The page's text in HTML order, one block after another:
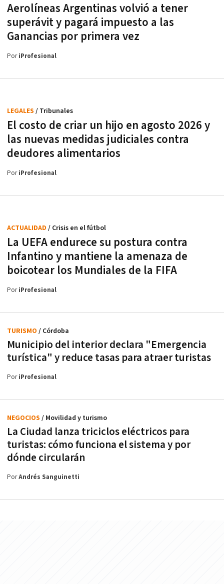
Aerolíneas Argentinas volvió a tener
superávit y pagará impuesto a las
Ganancias por primera vez
PoriProfesional
El costo de criar un hijo en agosto 2026 y
las nuevas medidas judiciales contra
deudores alimentarios
LEGALES / Tribunales
PoriProfesional
La UEFA endurece su postura contra
Infantino y mantiene la amenaza de
boicotear los Mundiales de la FIFA
ACTUALIDAD / Crisis en el fútbol
PoriProfesional
Municipio del interior declara "Emergencia
turística" y reduce tasas para atraer turistas
TURISMO / Córdoba
PoriProfesional
La Ciudad lanza triciclos eléctricos para
turistas: cómo funciona el sistema y por
dónde circularán
NEGOCIOS / Movilidad y turismo
PorAndrés Sanguinetti